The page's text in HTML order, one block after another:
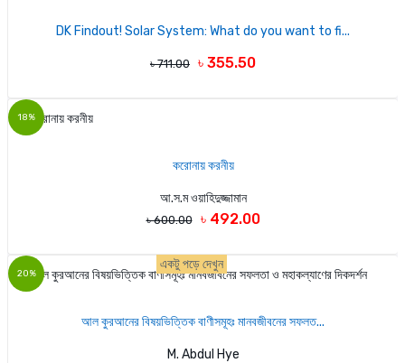
DK Findout! Solar System: What do you want to fi...
৳ 711.00 ৳ 355.50
18%
করোনায় করনীয়
আ.স.ম ওয়াহিদুজ্জামান
৳ 600.00 ৳ 492.00
20%
একটু পড়ে দেখুন
আল কুরআনের বিষয়ভিত্তিক বাণীসমূহঃ মানবজীবনের সফলত...
M. Abdul Hye